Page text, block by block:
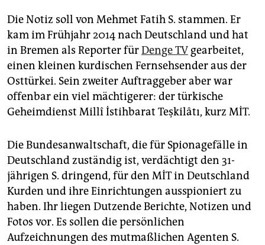
Die Notiz soll von Mehmet Fatih S. stammen. Er
kam im Frühjahr 2014 nach Deutschland und hat
in Bremen als Reporter fürDenge TV gearbeitet,
einen kleinen kurdischen Fernsehsender aus der
Osttürkei. Sein zweiter Auftraggeber aber war
offenbar ein viel mächtigerer: der türkische
Geheimdienst Millî İstihbarat Teşkilâtı, kurz MİT.
Die Bundesanwaltschaft, die für Spionagefälle in
Deutschland zuständig ist, verdächtigt den 31-
jährigen S. dringend, für den MİT in Deutschland
Kurden und ihre Einrichtungen ausspioniert zu
haben. Ihr liegen Dutzende Berichte, Notizen und
Fotos vor. Es sollen die persönlichen
Aufzeichnungen des mutmaßlichen Agenten S.